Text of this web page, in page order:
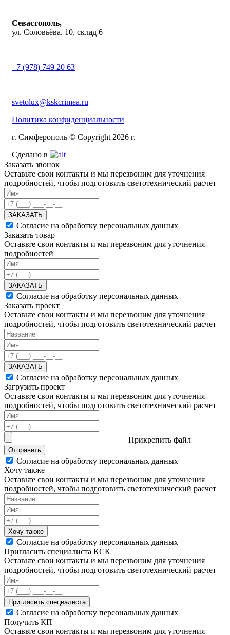
Севастополь,
ул. Соловьёва, 10, склад 6
+7 (978) 749 20 63
svetolux@kskcrimea.ru
Политика конфиденциальности
г. Симферополь © Copyright 2026 г.
Сделано в
Заказать звонок
Оставьте свои контакты и мы перезвоним для уточнения
подробностей, чтобы подготовить светотехнический расчет
ЗАКАЗАТЬ
Согласие на обработку персональных данных
Заказать товар
Оставьте свои контакты и мы перезвоним для уточнения
подробностей
ЗАКАЗАТЬ
Согласие на обработку персональных данных
Заказать проект
Оставьте свои контакты и мы перезвоним для уточнения
подробностей, чтобы подготовить светотехнический расчет
ЗАКАЗАТЬ
Согласие на обработку персональных данных
Загрузить проект
Оставьте свои контакты и мы перезвоним для уточнения
подробностей, чтобы подготовить светотехнический расчет
Прикрепить файл
Отправить
Согласие на обработку персональных данных
Хочу также
Оставьте свои контакты и мы перезвоним для уточнения
подробностей, чтобы подготовить светотехнический расчет
Хочу также
Согласие на обработку персональных данных
Пригласить специалиста КСК
Оставьте свои контакты и мы перезвоним для уточнения
подробностей, чтобы подготовить светотехнический расчет
Пригласить специалиста
Согласие на обработку персональных данных
Получить КП
Оставьте свои контакты и мы перезвоним для уточнения